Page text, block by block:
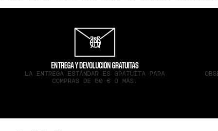
ENTREGA Y DEVOLUCIÓN GRATUITAS
LA ENTREGA ESTÁNDAR ES GRATUITA PARA
COMPRAS DE 50 € O MÁS.